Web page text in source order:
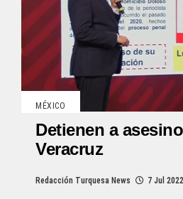
MÉXICO
Detienen a
Veracruz
Redacción Turquesa News 7 Jul 2022